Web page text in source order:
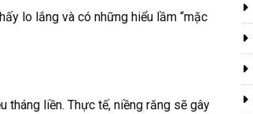
lo lắng và có những hiểu lầm “mặc
tháng liền. Thực tế, niềng răng sẽ gây